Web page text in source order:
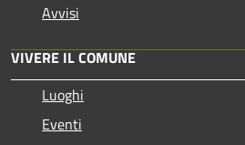
Avvisi
VIVERE IL COMUNE
Luoghi
Eventi